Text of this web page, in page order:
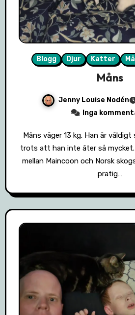
Blogg Djur Katter
Måns
Jenny Louise Nodén
Inga
Måns väger 13 kg. Han är väldigt stor och överviktig
trots att han inte äter så mycket.
mellan Maincoon och Norsk
pratig…